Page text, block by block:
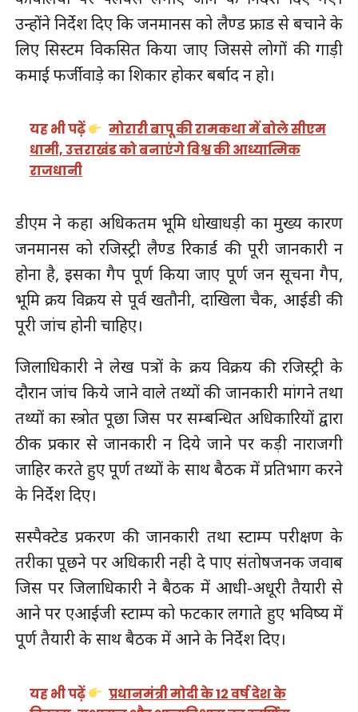
उन्होंने निर्देश दिए कि जनमानस को लैण्ड फ्राड से बचाने के
लिए सिस्टम विकसित किया जाए जिससे लोगों की गाड़ी
कमाई फर्जीवाड़े का शिकार होकर बर्बाद न हो।
यह भी पढ़ें
मोरारी बापू की रामकथा में बोले सीएम
धामी, उत्तराखंड को बनाएंगे विश्व की आध्यात्मिक
राजधानी
डीएम ने कहा अधिकतम भूमि धोखाधड़ी का मुख्य कारण
जनमानस को रजिस्ट्री लैण्ड रिकार्ड की पूरी जानकारी न
होना है, इसका गैप पूर्ण किया जाए पूर्ण जन सूचना गैप,
भूमि क्रय विक्रय से पूर्व खतौनी, दाखिला चैक, आईडी की
पूरी जांच होनी चाहिए।
जिलाधिकारी ने लेख पत्रों के क्रय विक्रय की रजिस्ट्री के
दौरान जांच किये जाने वाले तथ्यों की जानकारी मांगने तथा
तथ्यों का स्त्रोत पूछा जिस पर सम्बन्धित अधिकारियों द्वारा
ठीक प्रकार से जानकारी न दिये जाने पर कड़ी नाराजगी
जाहिर करते हुए पूर्ण तथ्यों के साथ बैठक में प्रतिभाग करने
के निर्देश दिए।
सस्पैक्टेड प्रकरण की जानकारी तथा स्टाम्प परीक्षण के
तरीका पूछने पर अधिकारी नही दे पाए संतोषजनक जवाब
जिस पर जिलाधिकारी ने बैठक में आधी-अधूरी तैयारी से
आने पर एआईजी स्टाम्प को फटकार लगाते हुए भविष्य में
पूर्ण तैयारी के साथ बैठक में आने के निर्देश दिए।
यह भी पढ़ें
प्रधानमंत्री मोदी के 12 वर्ष देश के